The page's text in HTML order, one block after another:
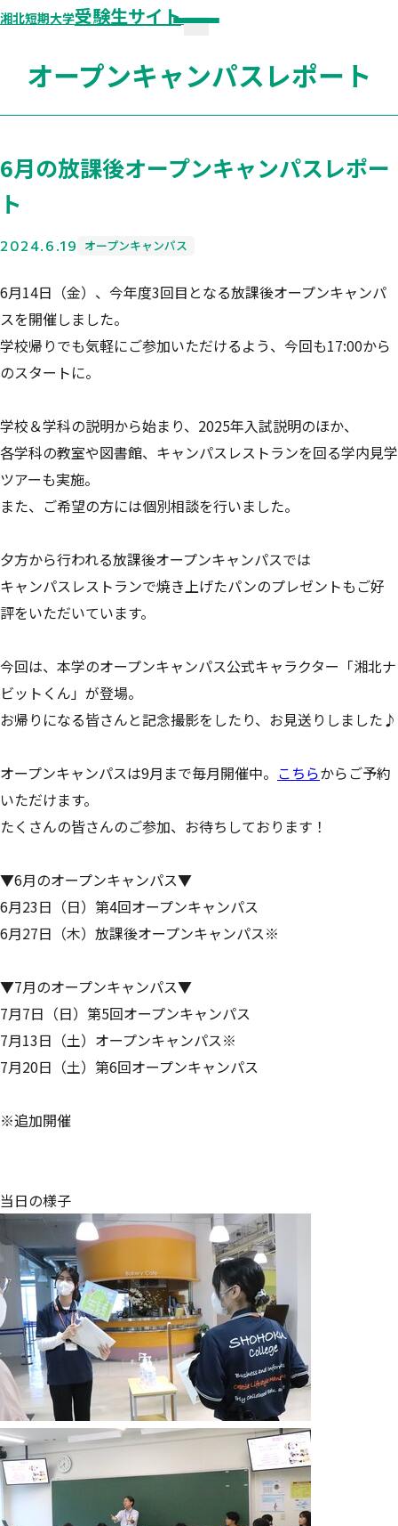
湘北短期大学受験生サイト
🏫 湘北短期大学 公式サイト
オープンキャンパス
個別見学・相談
オープンキャンパスレポート
湘北生の1日
学友会
キャンパスマップ
キャンパスレストラン
図書館
イベントカレンダー
アパート・マンション紹介
🤔 インタビュー
卒業生のキャリアストーリー
先輩たちの内定密着レポート
湘北の入試
入試制度一覧
外国人留学生選抜
児童養護施設等推薦型選抜
社会人選抜
湘北の奨学制度
奨学制度一覧
井深大奨学金制度
湘北スカラシップ
湘北留学生スカラシップ
外部機関による奨学金の案内
オープンキャンパスレポート
6月の放課後オープンキャンパスレポー
ト
2024.6.19 オープンキャンパス
6月14日（金）、今年度3回目となる放課後オープンキャンパ
スを開催しました。
学校帰りでも気軽にご参加いただけるよう、今回も17:00から
のスタートに。
学校＆学科の説明から始まり、2025年入試説明のほか、
各学科の教室や図書館、キャンパスレストランを回る学内見学
ツアーも実施。
また、ご希望の方には個別相談を行いました。
夕方から行われる放課後オープンキャンパスでは
キャンパスレストランで焼き上げたパンのプレゼントもご好
評をいただいています。
今回は、本学のオープンキャンパス公式キャラクター「湘北ナ
ビットくん」が登場。
お帰りになる皆さんと記念撮影をしたり、お見送りしました♪
オープンキャンパスは9月まで毎月開催中。 こちらからご予約
いただけます。
たくさんの皆さんのご参加、お待ちしております！
▼6月のオープンキャンパス▼
6月23日（日）第4回オープンキャンパス
6月27日（木）放課後オープンキャンパス※
▼7月のオープンキャンパス▼
7月7日（日）第5回オープンキャンパス
7月13日（土）オープンキャンパス※
7月20日（土）第6回オープンキャンパス
※追加開催
当日の様子